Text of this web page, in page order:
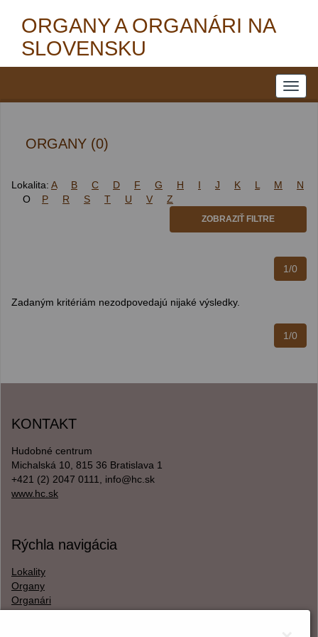
ORGANY A ORGANÁRI NA
SLOVENSKU
ORGANY (0)
Lokalita: A B C D F G H I J K L M
N
O P R S T U V Z
ZOBRAZIŤ FILTRE
1/0
Zadaným kritériám nezodpovedajú nijaké výsledky.
1/0
KONTAKT
Hudobné centrum
Michalská 10, 815 36 Bratislava 1
+421 (2) 2047 0111, info@hc.sk
www.hc.sk
Rýchla navigácia
Lokality
Organy
Organári